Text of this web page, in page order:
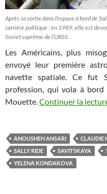
Après sa sortie dans l’espace à bord de
carrière politique : en 1989, elle est
Soviet suprême de l’URSS.
Les Américains, plus
envoyé leur première
navette spatiale. Ce fut
profession, qui vola à bord
Mouette.Continuer la
ANOUSHEH ANSARI CLAUDIE
SALLY RIDE
SAVITSKAYA
YELENA KONDAKOVA